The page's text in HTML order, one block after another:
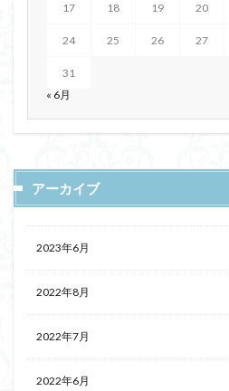
17 18 19 20
24 25 26 27
31
« 6月
アーカイブ
2023年6月
2022年8月
2022年7月
2022年6月